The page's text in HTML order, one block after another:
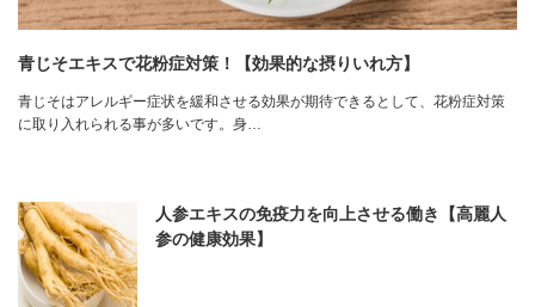
青じそエキスで花粉症対策！【効果的な摂りいれ方】
青じそはアレルギー症状を緩和させる効果が期待できるとして、花粉症対策
に取り入れられる事が多いです。身…
人参エキスの免疫力を向上させる働き【高麗人
参の健康効果】